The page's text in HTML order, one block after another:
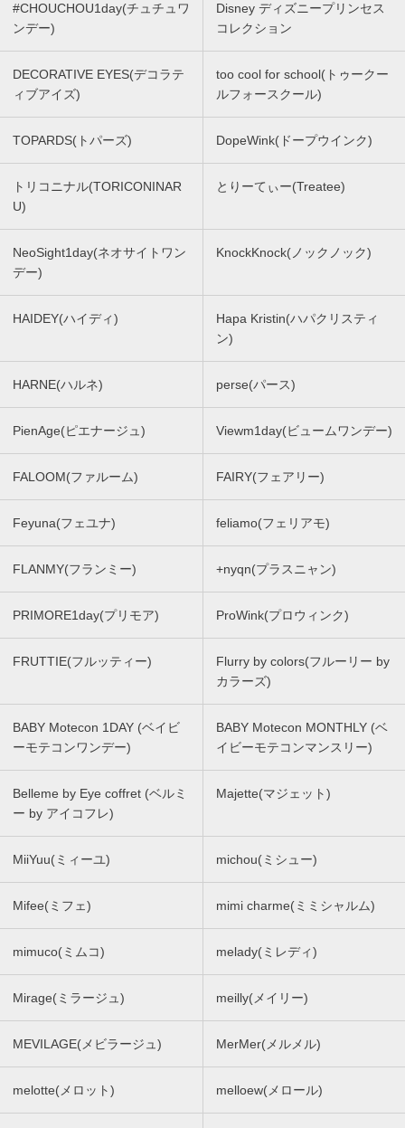
#CHOUCHOU1day(チュチュワ
ンデー)
Disney ディズニープリンセス
コレクション
DECORATIVE EYES(デコラテ
ィブアイズ)
too cool for school(トゥークー
ルフォースクール)
TOPARDS(トパーズ) DopeWink(ドープウインク)
トリコニナル(TORICONINAR
U)
とりーてぃー(Treatee)
NeoSight1day(ネオサイトワン
デー)
KnockKnock(ノックノック)
HAIDEY(ハイディ)
Hapa Kristin(ハパクリスティ
ン)
HARNE(ハルネ) perse(パース)
PienAge(ピエナージュ) Viewm1day(ビュームワンデー)
FALOOM(ファルーム) FAIRY(フェアリー)
Feyuna(フェユナ) feliamo(フェリアモ)
FLANMY(フランミー) +nyqn(プラスニャン)
PRIMORE1day(プリモア) ProWink(プロウィンク)
FRUTTIE(フルッティー)
Flurry by colors(フルーリー by
カラーズ)
BABY Motecon 1DAY (ベイビ
ーモテコンワンデー)
BABY Motecon MONTHLY (ベ
イビーモテコンマンスリー)
Belleme by Eye coffret (ベルミ
ー by アイコフレ)
Majette(マジェット)
MiiYuu(ミィーユ) michou(ミシュー)
Mifee(ミフェ) mimi charme(ミミシャルム)
mimuco(ミムコ) melady(ミレディ)
Mirage(ミラージュ) meilly(メイリー)
MEVILAGE(メビラージュ) MerMer(メルメル)
melotte(メロット) melloew(メロール)